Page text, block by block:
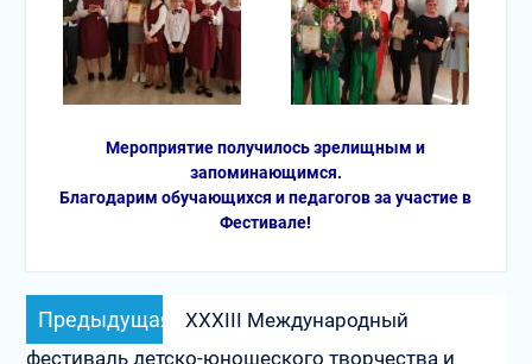
Мероприятие получилось зрелищным и
запоминающимся.
Благодарим обучающихся и педагогов за участие в
Фестивале!
Навигация
по
Предыдущая
запись:
XXXIII Международный
фестиваль детско-юношеского творчества и